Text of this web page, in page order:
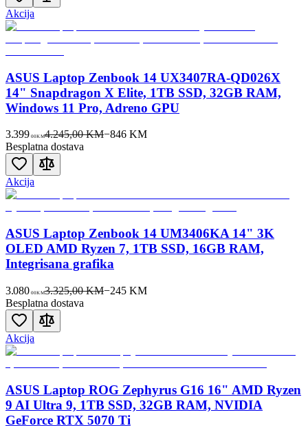
Akcija
ASUS Laptop Zenbook 14 UX3407RA-QD026X
14" Snapdragon X Elite, 1TB SSD, 32GB RAM,
Windows 11 Pro, Adreno GPU
3.399 00KM4.245,00 KM−846KM
Besplatna dostava
Akcija
ASUS Laptop Zenbook 14 UM3406KA 14" 3K
OLED AMD Ryzen 7, 1TB SSD, 16GB RAM,
Integrisana grafika
3.080 00KM3.325,00 KM−245KM
Besplatna dostava
Akcija
ASUS Laptop ROG Zephyrus G16 16" AMD Ryzen
9 AI Ultra 9, 1TB SSD, 32GB RAM, NVIDIA
GeForce RTX 5070 Ti